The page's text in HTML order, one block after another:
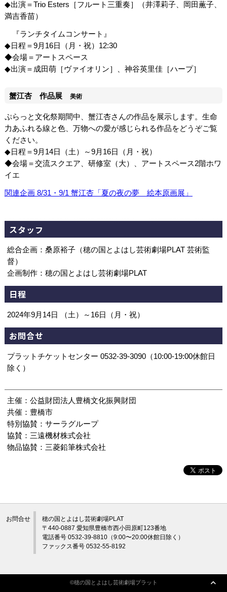
◆出演＝Trio Esters［フルート三重奏］（井澤莉子、岡田薫子、
満吉香苗）
『ランチタイムコンサート』
◆日程＝9月16日（月・祝）12:30
◆会場＝アートスペース
◆出演＝成田萌［ヴァイオリン］、神谷英里佳［ハープ］
蟹江杏 作品展 美術
ぷらっと文化祭期間中、蟹江杏さんの作品を展示します。生命
力あふれる線と色、万物への愛が感じられる作品をどうぞご覧
ください。
◆日程＝9月14日（土）～9月16日（月・祝）
◆会場＝交流スクエア、研修室（大）、アートスペース2階ホワ
イエ
関連企画 8/31・9/1 蟹江杏「夏の夜の夢 絵本原画展」
スタッフ
総合企画：桑原裕子（穂の国とよはし芸術劇場PLAT 芸術監
督）
企画制作：穂の国とよはし芸術劇場PLAT
日程
2024年9月14日 （土）～16日（月・祝）
お問合せ
プラットチケットセンター 0532-39-3090（10:00-19:00休館日
除く）
主催：公益財団法人豊橋文化振興財団
共催：豊橋市
特別協賛：サーラグループ
協賛：三遠機材株式会社
物品協賛：三菱鉛筆株式会社
お問合せ
穂の国とよはし芸術劇場PLAT
〒440-0887 愛知県豊橋市西小田原町123番地
電話番号 0532-39-8810（9:00〜20:00休館日除く）
ファックス番号 0532-55-8192
©穂の国とよはし芸術劇場プラット©穂の国とよはし芸術劇場プラット